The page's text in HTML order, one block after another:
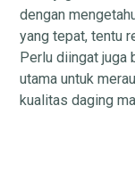
dengan
yang tepat, tentu
Perlu diingat juga
utama untuk
kualitas daging